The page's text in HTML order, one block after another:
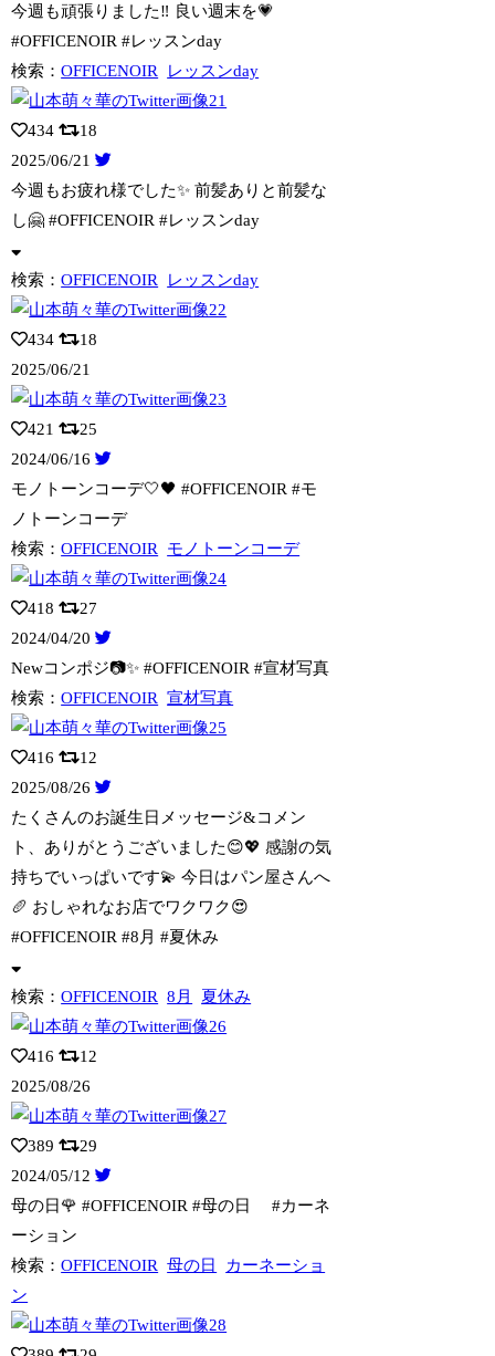
今週も頑張りました‼︎ 良い週末を💗
#OFFICENOIR #レッスンday
検索：OFFICENOIR レッスンday
434
18
2025/06/21
今週もお疲れ様でした✨ 前髪ありと前髪な
し🤗 #OFFICENOIR #レッ スンday
検索：OFFICENOIR レッスンday
434
18
2025/06/21
421
25
2024/06/16
モノトーンコーデ🤍🖤 #OFFICENOIR #モ
ノトーンコーデ
検索：OFFICENOIR モノトーンコーデ
418
27
2024/04/20
Newコンポジ📷✨ #OFFICENOIR #宣材写真
検索：OFFICENOIR 宣材写真
416
12
2025/08/26
たくさんのお誕生日メッセージ&コメン
ト、ありがとうございました😊💖 感謝の気
持ちでいっぱいです💫 今日はパン屋さんへ
🥖 おしゃれなお店でワクワク😍
#OFFICENOIR #8月 #夏休み
検索：OFFICENOIR 8月 夏休み
416
12
2025/08/26
389
29
2024/05/12
母の日🌹 #OFFICENOIR #母の日 #カーネ
ーション
検索：OFFICENOIR 母の日
カーネーショ
ン